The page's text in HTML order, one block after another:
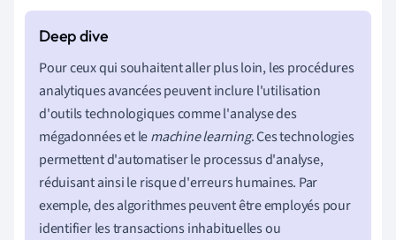
Pour ceux qui souhaitent aller plus loin, les procédures
analytiques avancées peuvent inclure l'utilisation
d'outils technologiques comme l'analyse des
mégadonnées et lemachine learning. Ces technologies
permettent d'automatiser le processus d'analyse,
réduisant ainsi le risque d'erreurs humaines. Par
exemple, des algorithmes peuvent être employés pour
identifier les transactions inhabituelles ou